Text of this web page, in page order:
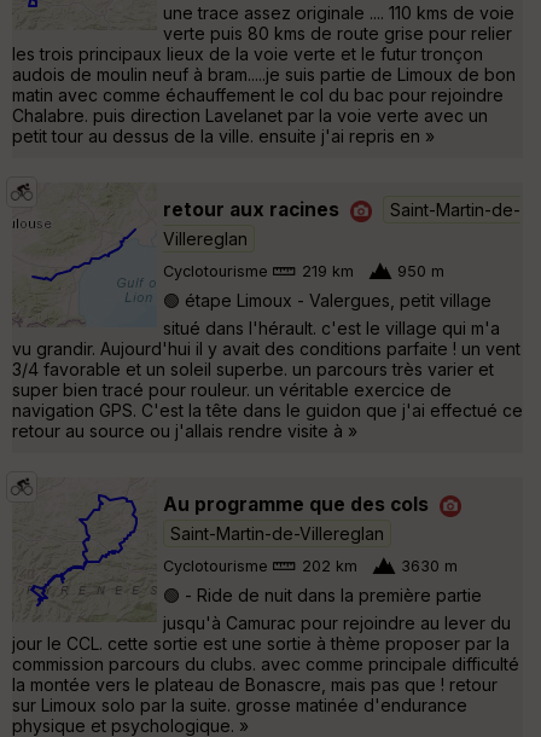
une trace assez originale .... 110 kms de voie
verte puis 80 kms de route grise pour relier
les trois principaux lieux de la voie verte et le futur tronçon
audois de moulin neuf à bram.....je suis partie de Limoux de bon
matin avec comme échauffement le col du bac pour rejoindre
Chalabre. puis direction Lavelanet par la voie verte avec un
petit tour au dessus de la ville. ensuite j'ai repris en »
retour aux racines
Saint-Martin-de-
Villereglan
Cyclotourisme 219 km 950 m
🟢 étape Limoux - Valergues, petit village
situé dans l'hérault. c'est le village qui m'a
vu grandir. Aujourd'hui il y avait des conditions parfaite ! un vent
3/4 favorable et un soleil superbe. un parcours très varier et
super bien tracé pour rouleur. un véritable exercice de
navigation GPS. C'est la tête dans le guidon que j'ai effectué ce
retour au source ou j'allais rendre visite à »
Au programme que des cols
Saint-Martin-de-Villereglan
Cyclotourisme 202 km 3630 m
🟢 - Ride de nuit dans la première partie
jusqu'à Camurac pour rejoindre au lever du
jour le CCL. cette sortie est une sortie à thème proposer par la
commission parcours du clubs. avec comme principale difficulté
la montée vers le plateau de Bonascre, mais pas que ! retour
sur Limoux solo par la suite. grosse matinée d'endurance
physique et psychologique. »